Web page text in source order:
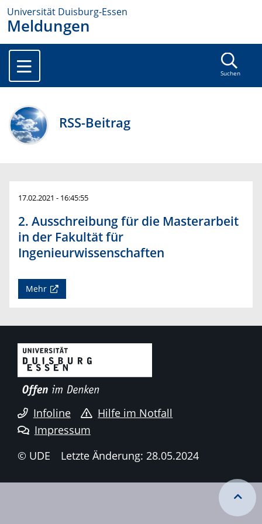
Universität Duisburg-Essen
Meldungen
Suchen
RSS-Beitrag
17.02.2021 - 16:45:55
2. Ausschreibung für die Masterarbeit
in der Fakultät für
Ingenieurwissenschaften
Mehr
Infoline
Hilfe im Notfall
Impressum
© UDE
Letzte Änderung: 28.05.2024